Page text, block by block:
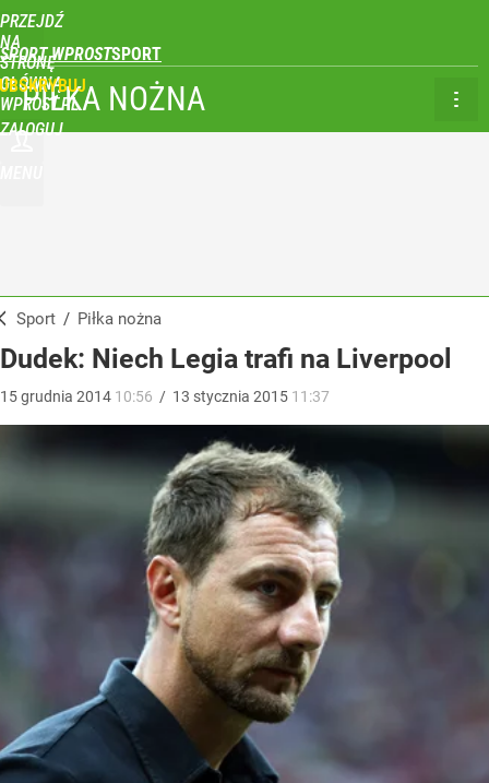
PRZEJDŹ
NA
STRONĘ
GŁÓWNĄ
WPROST.PL
SPORT WPROST
ZALOGUJ
PIŁKA NOŻNA
Sport / Piłka nożna
Dudek: Niech Legia trafi na Liverpool
15grudnia 2014 10:56 / 13 stycznia 2015 11:37